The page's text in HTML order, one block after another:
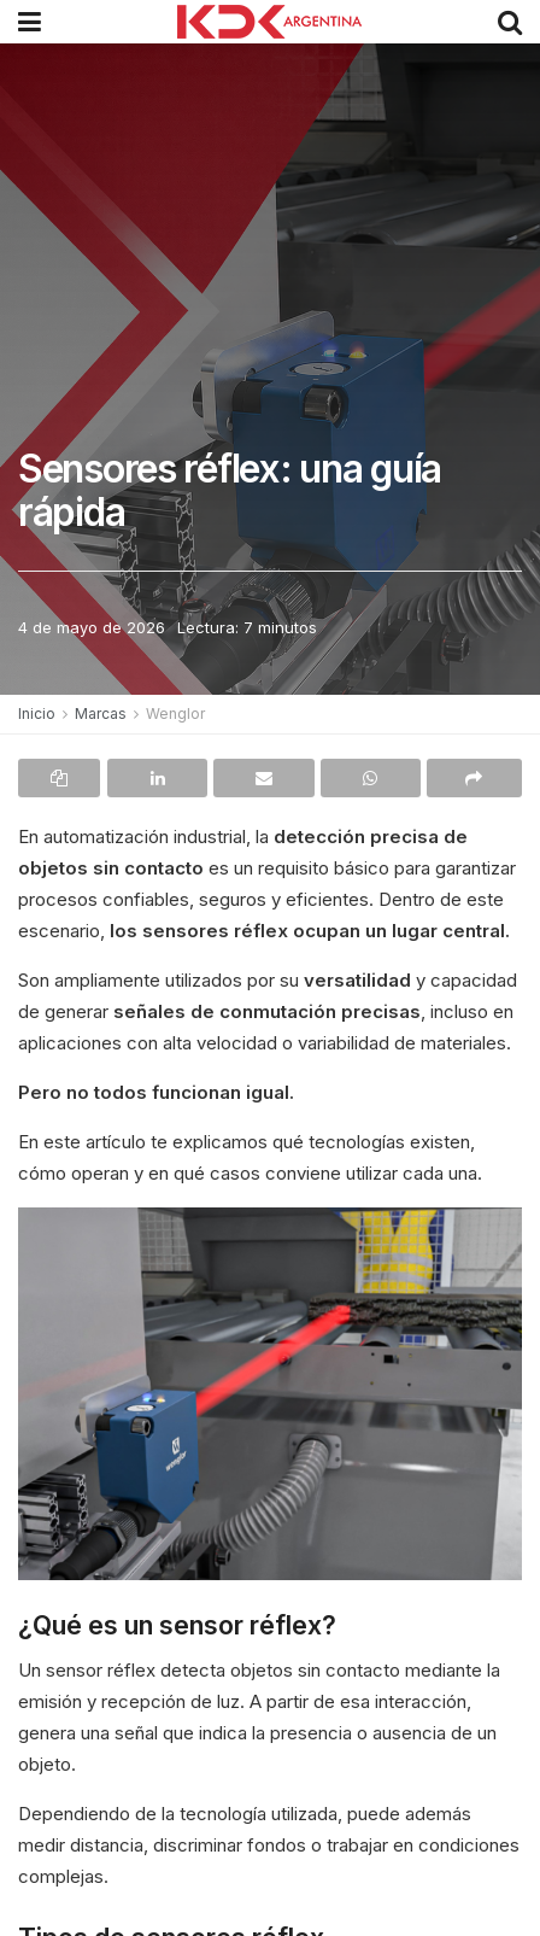
Sensores réflex: una guía
rápida
4 de mayo de 2026 Lectura: 7 minutos
Inicio Marcas Wenglor
En automatización industrial, la detección precisa de
objetos sin contacto es un requisito básico para garantizar
procesos confiables, seguros y eficientes. Dentro de este
escenario, los sensores réflex ocupan un lugar central.
Son ampliamente utilizados por su versatilidad y capacidad
de generar señales de conmutación precisas, incluso en
aplicaciones con alta velocidad o variabilidad de materiales.
Pero no todos funcionan igual.
En este artículo te explicamos qué tecnologías existen,
cómo operan y en qué casos conviene utilizar cada una.
¿Qué es un sensor réflex?
Un sensor réflex detecta objetos sin contacto mediante la
emisión y recepción de luz. A partir de esa interacción,
genera una señal que indica la presencia o ausencia de un
objeto.
Dependiendo de la tecnología utilizada, puede además
medir distancia, discriminar fondos o trabajar en condiciones
complejas.